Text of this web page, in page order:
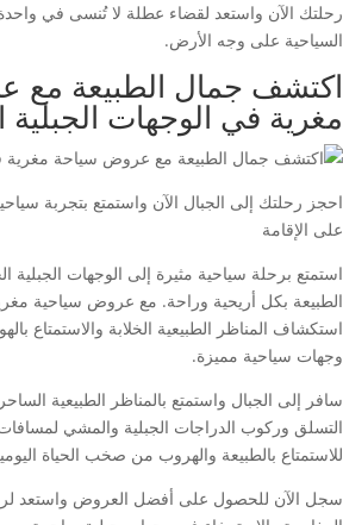
رحلتك الآن واستعد لقضاء عطلة لا تُنسى في
السياحية على وجه الأرض.
اكتشف جمال الطبيعة مع
مغرية في الوجهات الجبلية
احجز رحلتك إلى الجبال الآن واستمتع بتجربة
على الإقامة
استمتع برحلة سياحية مثيرة إلى الوجهات الجبلية
الطبيعة بكل أريحية وراحة. مع عروض سياحية
استكشاف المناظر الطبيعية الخلابة والاستمتاع
وجهات سياحية مميزة.
سافر إلى الجبال واستمتع بالمناظر الطبيعية
التسلق وركوب الدراجات الجبلية والمشي
للاستمتاع بالطبيعة والهروب من صخب الحياة
سجل الآن للحصول على أفضل العروض واستعد